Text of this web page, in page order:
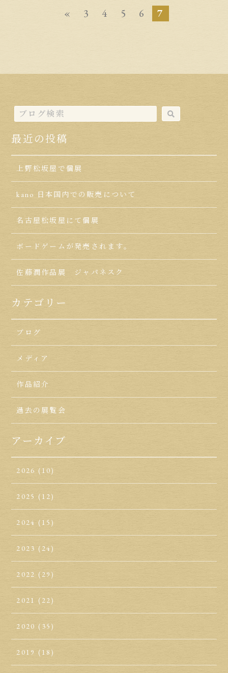
« 3 4 5 6 7
最近の投稿
上野松坂屋で個展
kano 日本国内での販売について
名古屋松坂屋にて個展
ボードゲームが発売されます。
佐藤潤作品展 ジャパネスク
カテゴリー
ブログ
メディア
作品紹介
過去の展覧会
アーカイブ
2026 (10)
2025 (12)
2024 (15)
2023 (24)
2022 (29)
2021 (22)
2020 (35)
2019 (18)